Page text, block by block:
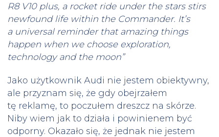
R8 V10 plus, a rocket ride under the stars stirs
newfound life within the Commander. It’s
a universal reminder that amazing things
happen when we choose exploration,
technology and the moon”
Jako użytkownik Audi nie jestem obiektywny,
ale przyznam się, że gdy obejrzałem
tę reklamę, to poczułem dreszcz na skórze.
Niby wiem jak to działa i powinienem być
odporny. Okazało się, że jednak nie jestem